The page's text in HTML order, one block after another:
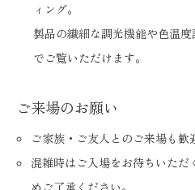
ィング。
製品の繊細な調光機能や色温
でご覧いただけます。
ご来場のお願い
ご家族・ご友人とのご来場も歓
混雑時はご入場をお待ちいた
めご了承ください。